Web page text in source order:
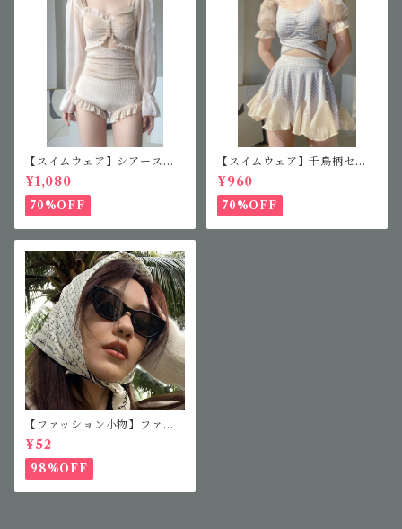
【スイムウェア】シアースリ
ーブフリルワンピース
¥1,080
70%OFF
【スイムウェア】千鳥柄セパ
レート水着
¥960
70%OFF
【ファッション小物】ファッ
ションサングラス
¥52
98%OFF